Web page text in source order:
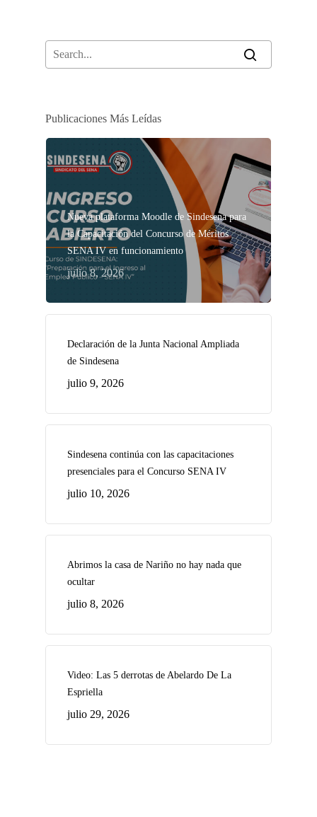
Publicaciones Más Leídas
Nueva plataforma Moodle de Sindesena para
la Capacitación del Concurso de Méritos
SENA IV en funcionamiento
julio 8, 2026
Declaración de la Junta Nacional Ampliada
de Sindesena
julio 9, 2026
Sindesena continúa con las capacitaciones
presenciales para el Concurso SENA IV
julio 10, 2026
Abrimos la casa de Nariño no hay nada que
ocultar
julio 8, 2026
Video: Las 5 derrotas de Abelardo De La
Espriella
julio 29, 2026